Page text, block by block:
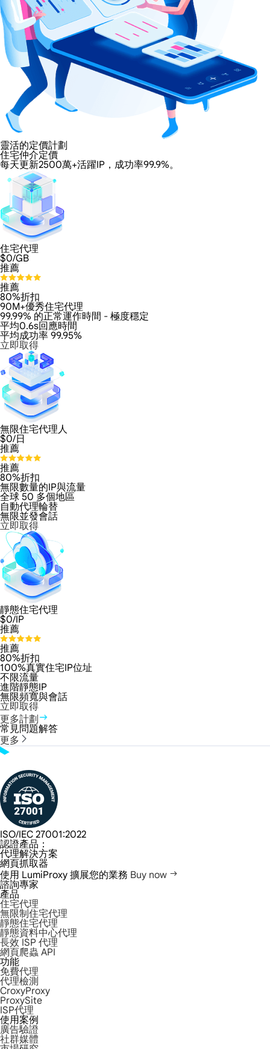
靈活的定價計劃
住宅仲介定價
每天更新2500萬+活躍IP，成功率99.9%。
住宅代理
$0/GB
推薦
推薦
80%折扣
90M+優秀住宅代理
99.99% 的正常運作時間 - 極度穩定
平均0.6s回應時間
平均成功率 99.95%
立即取得
無限住宅代理人
$0/日
推薦
推薦
80%折扣
無限數量的IP與流量
全球 50 多個地區
自動代理輪替
無限並發會話
立即取得
靜態住宅代理
$0/IP
推薦
推薦
80%折扣
100%真實住宅IP位址
不限流量
進階靜態IP
無限頻寬與會話
立即取得
更多計劃
常見問題解答
更多
ISO/IEC 27001:2022
認證產品：
代理解決方案
網頁抓取器
使用 LumiProxy 擴展您的業務 Buy now
諮詢專家
產品
住宅代理
無限制住宅代理
靜態住宅代理
靜態資料中心代理
長效 ISP 代理
網頁爬蟲 API
功能
免費代理
代理檢測
CroxyProxy
ProxySite
ISP代理
使用案例
廣告驗證
社群媒體